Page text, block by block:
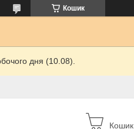
Кошик
дня (10.08).
Кошик